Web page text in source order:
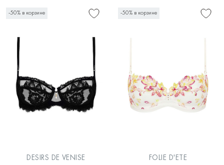
-50% в корзине
DESIRS DE VENISE
-50% в корзине
FOLIE D'ETE